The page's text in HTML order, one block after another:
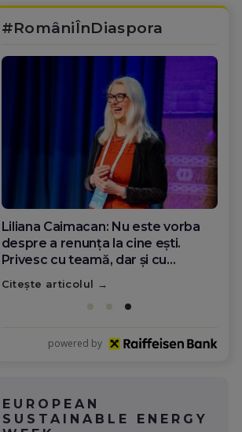
#RomâniÎnDiaspora
Diana Olar, românca de la Google
care demonstrează că diaspora
poate schimba România
Citește articolul
powered by
EUROPEAN
SUSTAINABLE ENERGY